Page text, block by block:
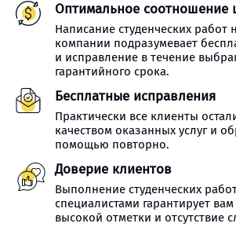
Оптимальное соотношение
Написание студенческих работ
компании подразумевает
и исправление в течение
гарантийного срока.
Бесплатные исправления
Практически все клиенты
качеством оказанных услуг и
помощью повторно.
Доверие клиентов
Выполнение студенческих
специалистами гарантирует
высокой отметки и отсутствие